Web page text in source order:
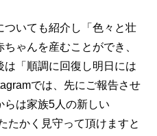
いても紹介し「色々と壮
ゃんを産むことができ、
「順調に回復し明日には
では、先にご報告させ
らは家族5人の新しい
たかく見守って頂けますと